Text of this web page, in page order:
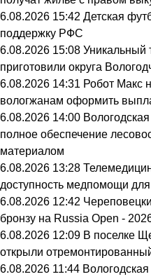
6.08.2026 15:42 Детская
поддержку РФС
6.08.2026 15:08 Уникальный
приготовили округа
6.08.2026 14:31 Робот Макс
вологжанам оформить
6.08.2026 14:00
полное обеспечение
материалом
6.08.2026 13:28
доступность медпомощи
6.08.2026 12:42
бронзу на Russia Open -
6.08.2026 12:09 В поселке
открыли
6.08.2026 11:44